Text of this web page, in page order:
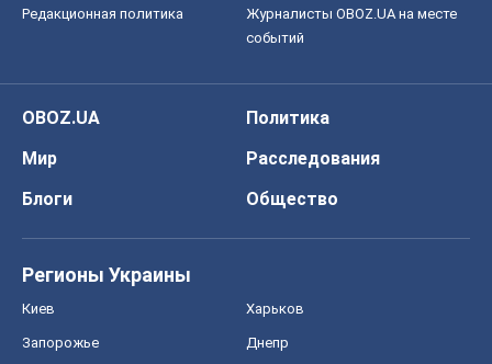
Редакционная политика
Журналисты OBOZ.UA на месте
событий
OBOZ.UA
Политика
Мир
Расследования
Блоги
Общество
Регионы Украины
Киев Харьков
Запорожье Днепр